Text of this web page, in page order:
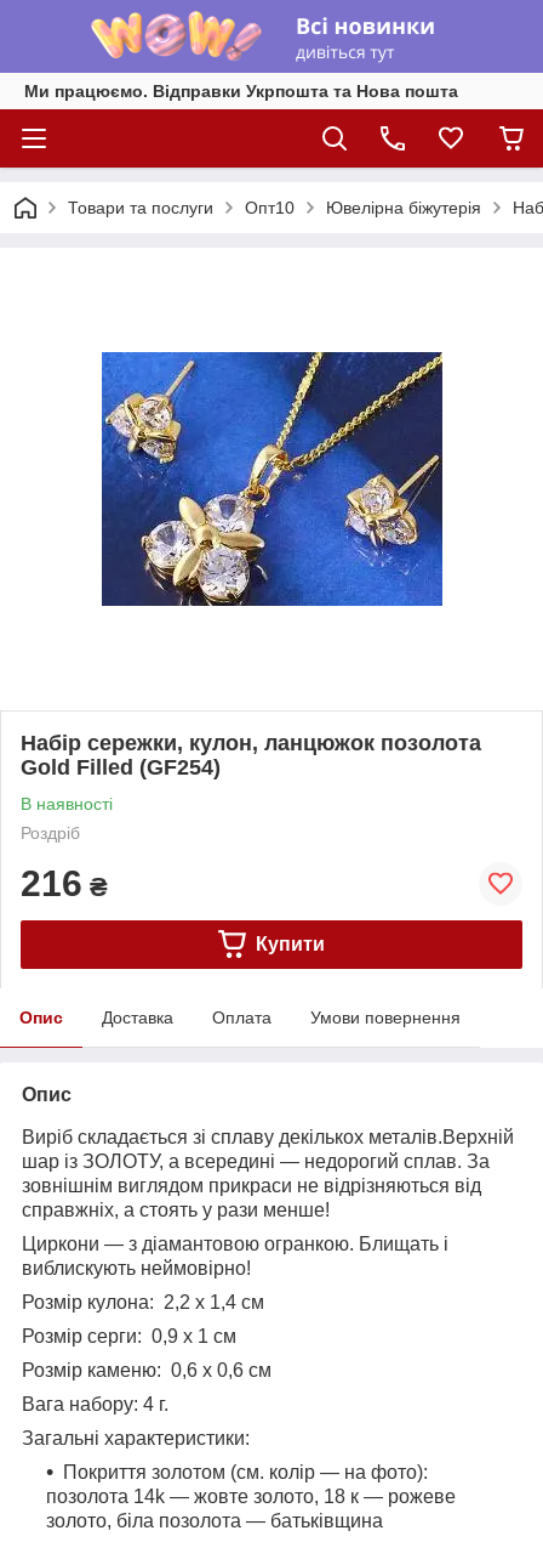
Ми працюємо. Відправки Укрпошта та Нова пошта
Товари та послуги Опт10 Ювелірна біжутерія
Набір сережки, кулон, ланцюжок позолота
Gold Filled (GF254)
В наявності
Роздріб
216 ₴
Купити
Опис Доставка Оплата Умови повернення
Опис
Виріб складається зі сплаву декількох металів.Верхній
шар із ЗОЛОТУ, а всередині — недорогий сплав. За
зовнішнім виглядом прикраси не відрізняються від
справжніх, а стоять у рази менше!
Циркони — з діамантовою огранкою. Блищать і
виблискують неймовірно!
Розмір кулона: 2,2 х 1,4 см
Розмір серги: 0,9 х 1 см
Розмір каменю: 0,6 х 0,6 см
Вага набору: 4 г.
Загальні характеристики:
Покриття золотом (см. колір — на фото):
позолота 14k — жовте золото, 18 к — рожеве
золото, біла позолота — батьківщина